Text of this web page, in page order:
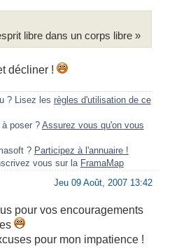
libre dans un corps libre »
décliner !
? Lisez les règles d'utilisation de ce
poser ? Assurez vous qu'on vous
? Participez à l'annuaire !
vous sur la FramaMap
Jeu 09 Août, 2007 13:42
pour vos encouragements
pour mon impatience !